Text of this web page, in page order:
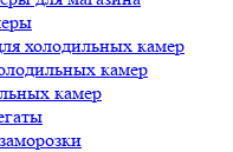
холодильных камер
камер
камер